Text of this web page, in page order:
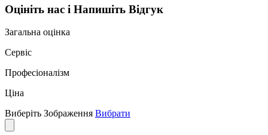
Оцініть нас і Напишіть Відгук
Загальна оцінка
Сервіс
Професіоналізм
Ціна
Виберіть Зображення Вибрати